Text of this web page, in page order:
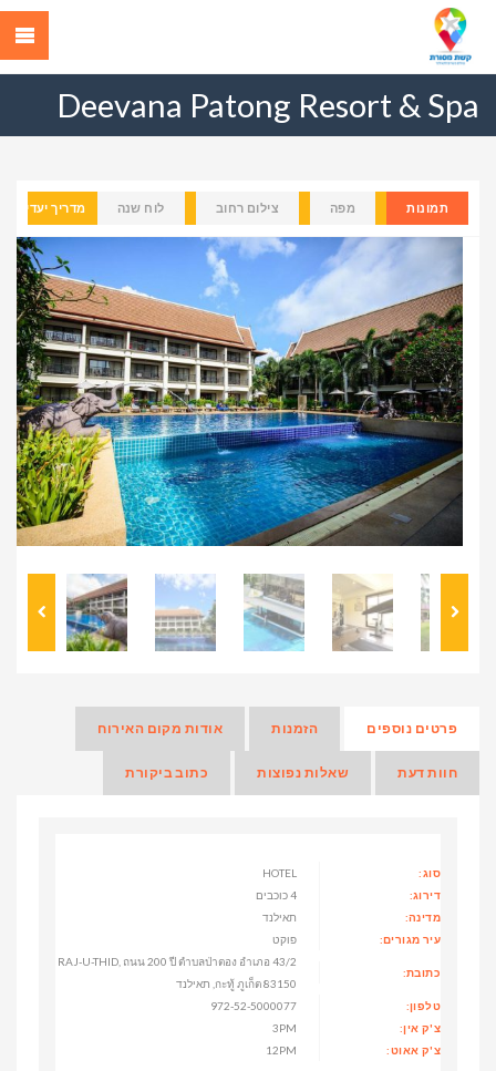
Deevana Patong Resort & Spa
תמונות מפה צילום רחוב לוח שנה מדריך יעדים
Previous
פרטים נוספים הזמנות אודות מקום האירוח
חוות דעת שאלות נפוצות כתוב ביקורת
סוג:
HOTEL
דירוג:
4 כוכבים
מדינה:
תאילנד
עיר מגורים:
פוקט
כתובת:
43/2 RAJ-U-THID, ถนน 200 ปี ตำบลป่าตอง อำเภอ
กะทู้ ภูเก็ต 83150, תאילנד
טלפון:
972-52-5000077
צ'ק אין:
3PM
צ'ק אאוט:
12PM